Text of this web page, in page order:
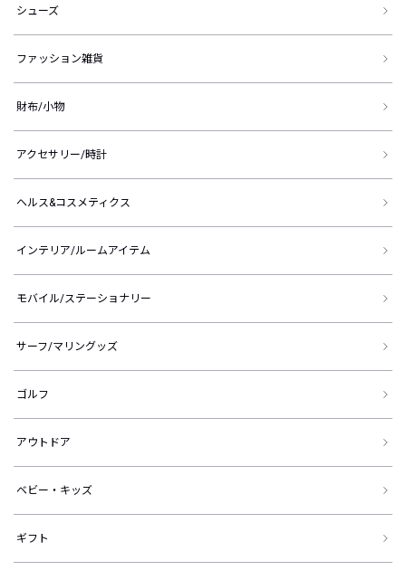
シューズ
ファッション雑貨
財布/小物
アクセサリー/時計
ヘルス&コスメティクス
インテリア/ルームアイテム
モバイル/ステーショナリー
サーフ/マリングッズ
ゴルフ
アウトドア
ベビー・キッズ
ギフト